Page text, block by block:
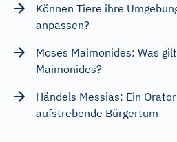
Können Tiere ihre
anpassen?
Moses Maimonides: Was
Maimonides?
Händels Messias: Ein
aufstrebende Bürgertum